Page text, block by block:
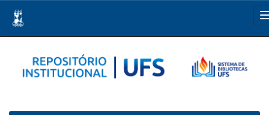
navigation